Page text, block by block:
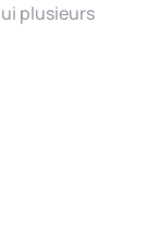
plusieurs